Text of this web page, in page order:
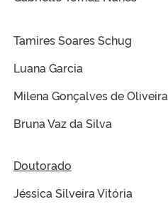
Tamires Soares Schug
Luana Garcia
Milena Gonçalves de Oliveira
Bruna Vaz da Silva
Doutorado
Jéssica Silveira Vitória